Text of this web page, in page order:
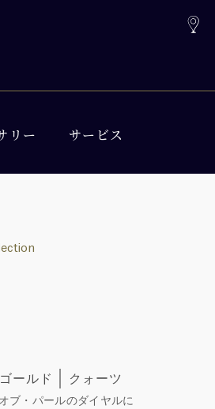
リー サービス
ールド クォーツ
ブ・パールのダイヤルに